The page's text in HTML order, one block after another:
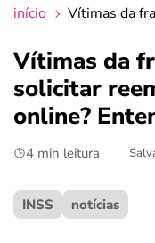
crédito fácil
início Vítimas da
Vítimas da
solicitar
online?
4 min leitura
INSS notícias